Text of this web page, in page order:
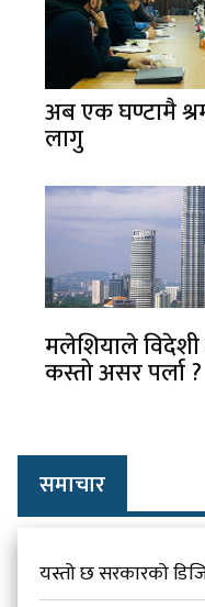
अब एक घण्टामै
लागु
मलेशियाले
कस्तो असर पर्ला ?
समाचार
यस्तो छ सरकारको